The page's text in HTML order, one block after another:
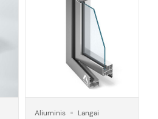
Aliuminis Langai